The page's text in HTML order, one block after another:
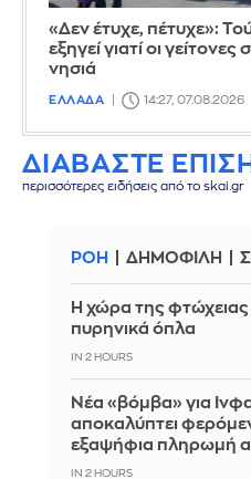
«Δεν έτυχε, πέτυχε»:
εξηγεί γιατί οι
νησιά
ΕΛΛΑΔΑ 14:27, 07.08.2026
ΔΙΑΒΑΣΤΕ
περισσότερες ειδήσεις από το skai.gr
ΡΟΗ ΔΗΜΟΦΙΛΗ
Η χώρα της φτώχειας
πυρηνικά όπλα
IN 2 HOURS
Νέα «βόμβα» για
αποκαλύπτει
εξαψήφια πληρωμή
IN 2 HOURS